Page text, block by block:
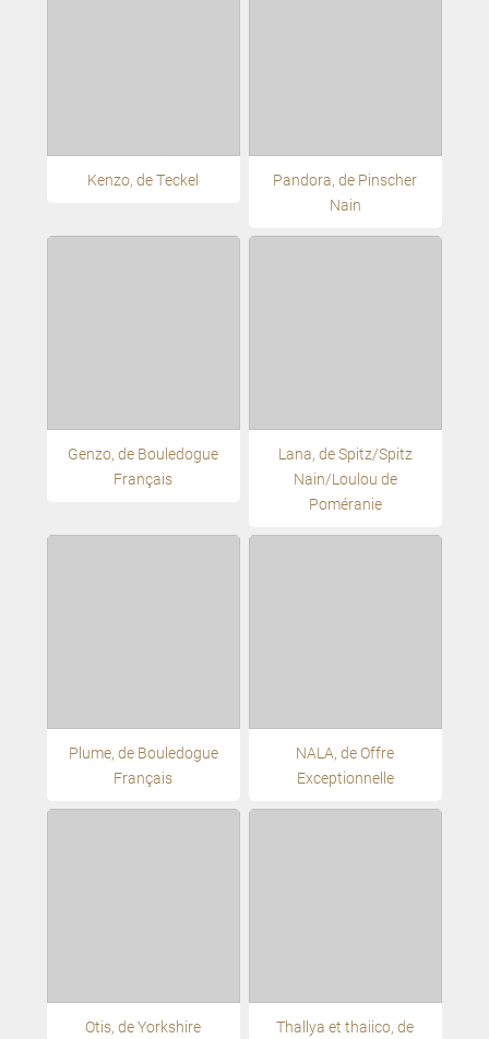
Kenzo, de Teckel
Pandora, de Pinscher
Nain
Genzo, de Bouledogue
Français
Lana, de Spitz/Spitz
Nain/Loulou de
Poméranie
Plume, de Bouledogue
Français
NALA, de Offre
Exceptionnelle
Otis, de Yorkshire
Thallya et thaiico, de